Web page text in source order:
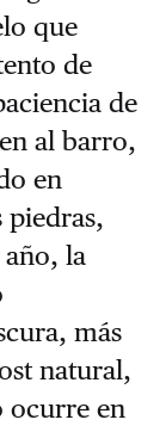
que
de
de
al barro,
en
piedras,
la
más
natural,
ocurre en